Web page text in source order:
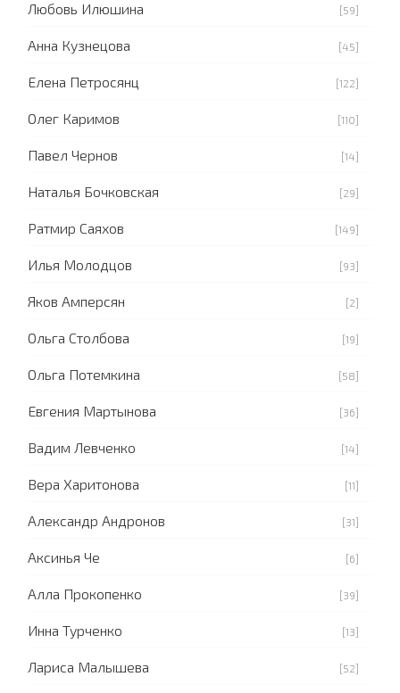
Любовь Илюшина [59]
Анна Кузнецова [45]
Елена Петросянц [122]
Олег Каримов [110]
Павел Чернов [14]
Наталья Бочковская [29]
Ратмир Саяхов [149]
Илья Молодцов [93]
Яков Амперсян [2]
Ольга Столбова [19]
Ольга Потемкина [58]
Евгения Мартынова [36]
Вадим Левченко [14]
Вера Харитонова [11]
Александр Андронов [31]
Аксинья Че [6]
Алла Прокопенко [39]
Инна Турченко [13]
Лариса Малышева [52]